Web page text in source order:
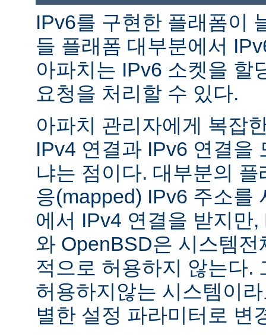
IPv6를 구현한 플래폼이
들 플래폼 대부분에서
아파치는 IPv6 소켓을 할
요청을 처리할 수 있다.
아파치 관리자에게 복잡
IPv4 연결과 IPv6 연결을
냐는 점이다. 대부분의
응(mapped) IPv6 주소를
에서 IPv4 연결을 받지만
와 OpenBSD은 시스템
적으로 허용하지 않는다.
허용하지않는 시스템이
별한 설정 파라미터로 변